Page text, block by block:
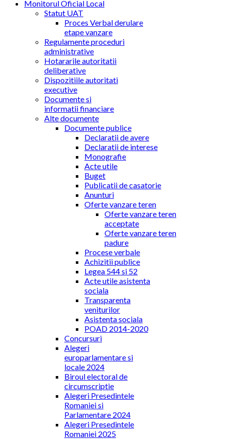
Monitorul Oficial Local
Statut UAT
Proces Verbal derulare
etape vanzare
Regulamente proceduri
administrative
Hotararile autoritatii
deliberative
Dispozitiile autoritati
executive
Documente si
informatii financiare
Alte documente
Documente publice
Declaratii de avere
Declaratii de interese
Monografie
Acte utile
Buget
Publicatii de casatorie
Anunturi
Oferte vanzare teren
Oferte vanzare teren
acceptate
Oferte vanzare teren
padure
Procese verbale
Achizitii publice
Legea 544 si 52
Acte utile asistenta
sociala
Transparenta
veniturilor
Asistenta sociala
POAD 2014-2020
Concursuri
Alegeri
europarlamentare si
locale 2024
Biroul electoral de
circumscriptie
Alegeri Presedintele
Romaniei si
Parlamentare 2024
Alegeri Presedintele
Romaniei 2025